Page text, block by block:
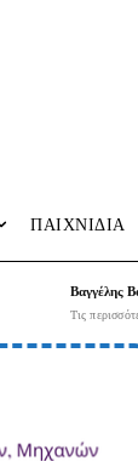
ΠΑΙΧΝΙΔΙΑ
Βαγγέλης
Τις